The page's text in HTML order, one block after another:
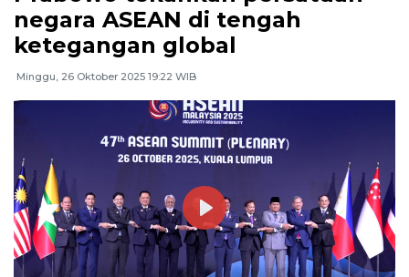
negara ASEAN di tengah
ketegangan global
Minggu, 26 Oktober 2025 19:22 WIB
Play